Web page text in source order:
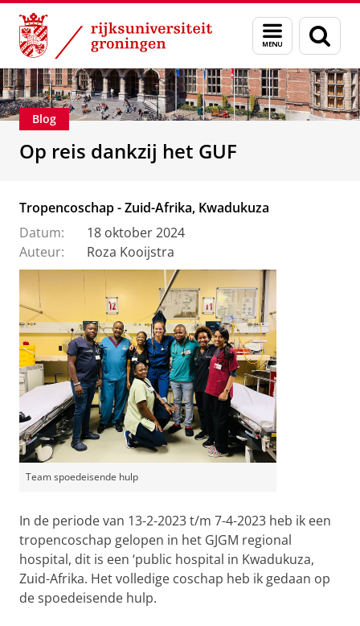
Skip
Content
Skip
Navigation
Menu
en
zoeken
Alumni Stichting Groninger Universiteitsfonds
Blog
Op reis dankzij het GUF
Tropencoschap - Zuid-Afrika, Kwadukuza
Datum:
18 oktober 2024
Auteur:
Roza Kooijstra
Team spoedeisende hulp
In de periode van 13-2-2023 t/m 7-4-2023 heb ik een
tropencoschap gelopen in het GJGM regional
hospital, dit is een ‘public hospital in Kwadukuza,
Zuid-Afrika. Het volledige coschap heb ik gedaan op
de spoedeisende hulp.